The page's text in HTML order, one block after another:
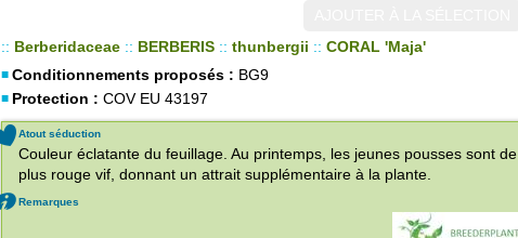
:: Berberidaceae :: BERBERIS :: thunbergii :: CORAL 'Maja'
Conditionnements proposés : BG9
Protection : COV EU 43197
Atout séduction
Couleur éclatante du feuillage. Au printemps, les jeunes pousses sont de
plus rouge vif, donnant un attrait supplémentaire à la plante.
Remarques